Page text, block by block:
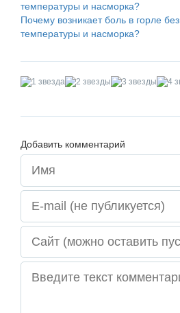
Почему возникает боль в горле без
температуры и насморка?
Добавить комментарий